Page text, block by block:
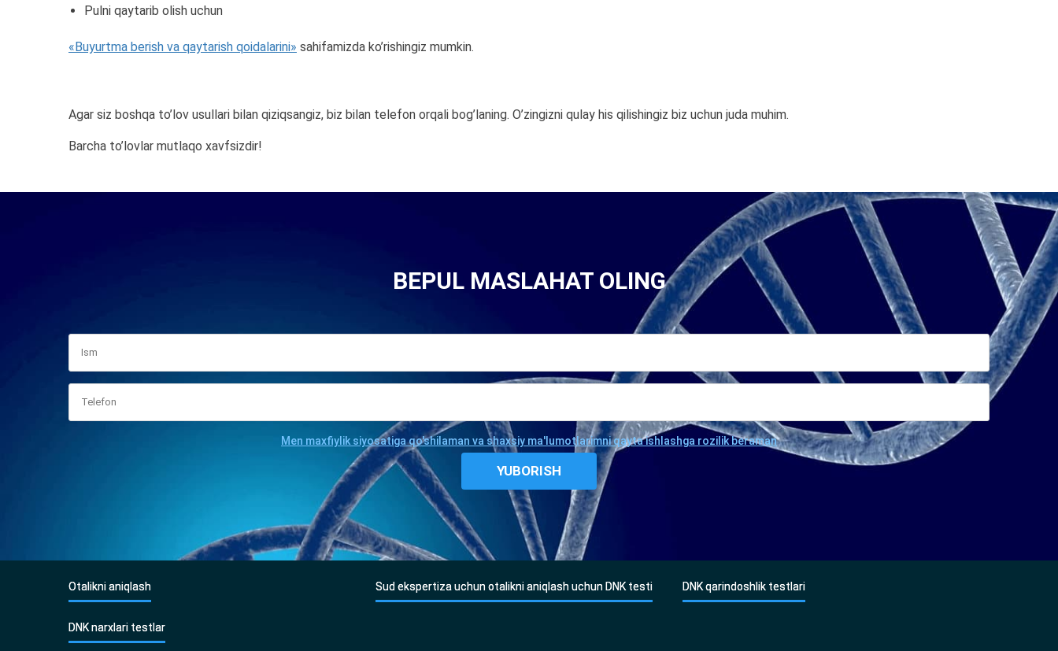
Pulni qaytarib olish uchun
«Buyurtma berish va qaytarish qoidalarini» sahifamizda ko’rishingiz mumkin.
Agar siz boshqa to’lov usullari bilan qiziqsangiz, biz bilan telefon orqali bog’laning. O’zingizni qulay his qilishingiz biz uchun juda muhim.
Barcha to’lovlar mutlaqo xavfsizdir!
BEPUL MASLAHAT OLING
Men maxfiylik siyosatiga qo'shilaman va shaxsiy ma'lumotlarimni qayta ishlashga rozilik beraman
Otalikni aniqlash Sud ekspertiza uchun otalikni aniqlash uchun DNK testi DNK qarindoshlik testlari
DNK narxlari testlar